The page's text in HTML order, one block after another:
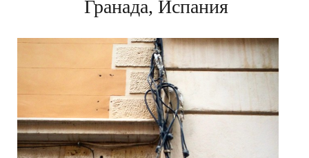
Гранада, Испания